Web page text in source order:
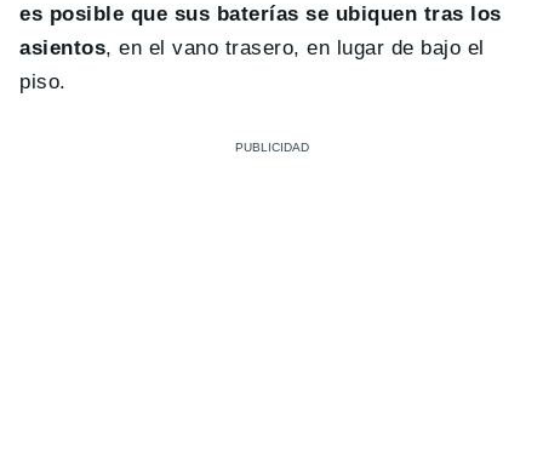
es posible que sus baterías se ubiquen tras los
asientos, en el vano trasero, en lugar de bajo el
piso.